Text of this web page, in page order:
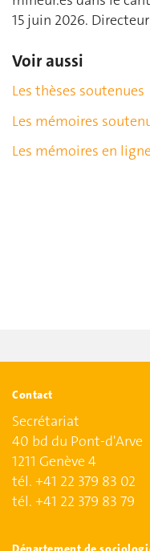
15 juin 2026.
Voir aussi
Les thèses soutenues
Les mémoires
Les mémoires en
Contact
Secrétariat
40 bd du Pont-d'Arve
1211 Genève 4
tél. +41 22 379 83 02
tél. +41 22 379 83 79